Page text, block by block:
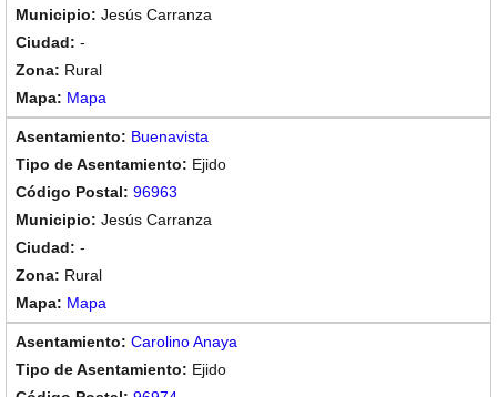
Jesús Carranza
-
Rural
Mapa
Buenavista
Ejido
96963
Jesús Carranza
-
Rural
Mapa
Carolino Anaya
Ejido